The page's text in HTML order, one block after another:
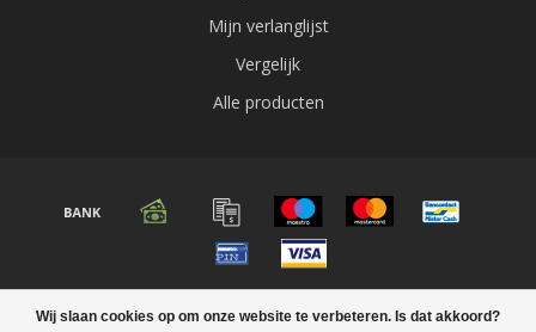
Wij slaan cookies op om onze website te verbeteren. Is dat akkoord?
Mijn verlanglijst
Vergelijk
Alle producten
© Copyright 2026 Audio expert